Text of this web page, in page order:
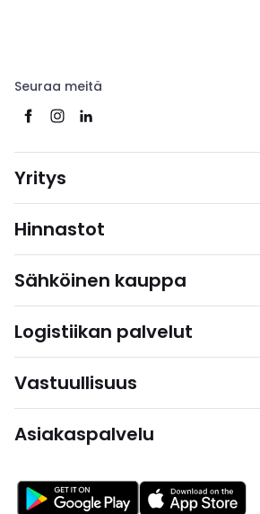
Seuraa meitä
Yritys
Hinnastot
Sähköinen kauppa
Logistiikan palvelut
Vastuullisuus
Asiakaspalvelu